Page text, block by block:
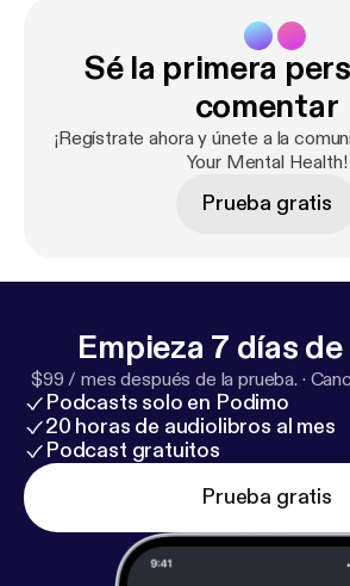
hear from you. Please do not take
place of a medical expert advice.
Sé la primera
comentar
¡Regístrate ahora y únete a la
Your Mental Health!
Prueba gratis
Empieza 7 días
$99 / mes después de la prueba. ·
Podcasts solo en Podimo
20 horas de audiolibros al mes
Podcast gratuitos
Prueba gratis